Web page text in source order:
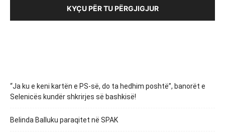
KYÇU PËR TU PËRGJIGJUR
“Ja ku e keni kartën e PS-së, do ta hedhim poshtë”, banorët e
Selenicës kundër shkrirjes së bashkisë!
Belinda Balluku paraqitet në SPAK